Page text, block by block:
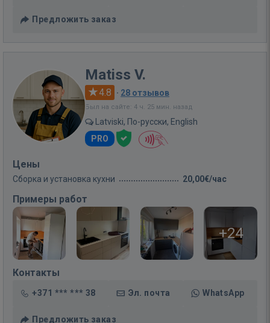
Предложить заказ
Matiss V.
4.8 · 28 отзывов
Был на сайте: 4 ч. 25 мин. назад
Latviski, По-русски, English
PRO
Цены
Сборка и установка кухни 20,00€/час
Примеры работ
+24
Контакты
+371 *** *** 38 Эл. почта WhatsApp
Предложить заказ